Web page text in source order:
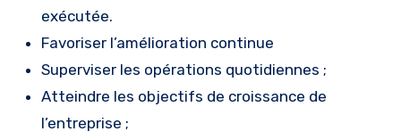
exécutée.
Favoriser l’amélioration continue
Superviser les opérations quotidiennes ;
Atteindre les objectifs de croissance de
l’entreprise ;